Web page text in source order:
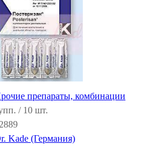
препараты, комбинации
/ 10 шт.
Kade (Германия)